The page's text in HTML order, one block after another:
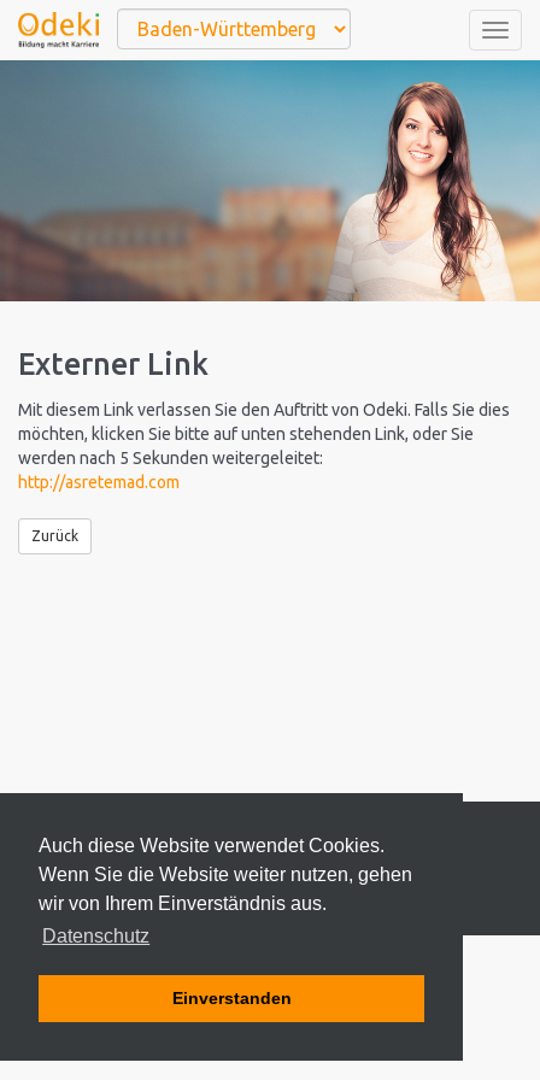
Auch diese Website verwendet Cookies.
Wenn Sie die Website weiter nutzen, gehen
wir von Ihrem Einverständnis aus.
Datenschutz
Einverstanden
Externer Link
Mit diesem Link verlassen Sie den Auftritt von Odeki. Falls Sie dies
möchten, klicken Sie bitte auf unten stehenden Link, oder Sie
werden nach 5 Sekunden weitergeleitet:
http://asretemad.com
Zurück
© 2026 ODEKI - ALLE RECHTE VORBEHALTEN